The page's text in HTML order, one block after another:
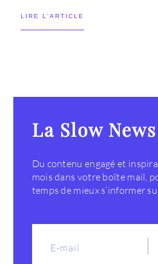
LIRE L'ARTICLE
La Slow
Du contenu engagé et
mois dans votre boîte mail,
temps de mieux s’informer